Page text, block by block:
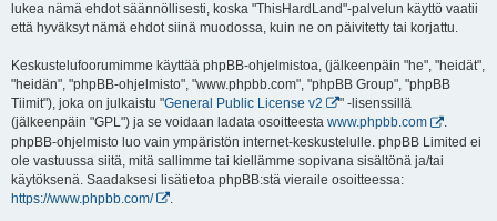
lukea nämä ehdot säännöllisesti, koska "ThisHardLand"-palvelun käyttö vaatii
että hyväksyt nämä ehdot siinä muodossa, kuin ne on päivitetty tai korjattu.
Keskustelufoorumimme käyttää phpBB-ohjelmistoa, (jälkeenpäin "he", "heidät",
"heidän", "phpBB-ohjelmisto", "www.phpbb.com", "phpBB Group", "phpBB
Tiimit"), joka on julkaistu "General Public License v2
" -lisenssillä
(jälkeenpäin "GPL") ja se voidaan ladata osoitteesta www.phpbb.com
.
phpBB-ohjelmisto luo vain ympäristön internet-keskustelulle. phpBB Limited ei
ole vastuussa siitä, mitä sallimme tai kiellämme sopivana sisältönä ja/tai
käytöksenä. Saadaksesi lisätietoa phpBB:stä vieraile osoitteessa:
https://www.phpbb.com/